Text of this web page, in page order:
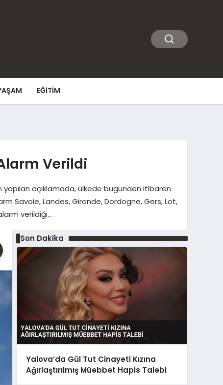
EĞITIM
Verildi
yapılan açıklamada, ülkede bugünden itibaren
Savoie, Landes, Gironde, Dordogne, Gers, Lot,
verildiği…
Son Dakika
Yalova’da Gül Tut Cinayeti Kızına
Ağırlaştırılmış Müebbet Hapis Talebi